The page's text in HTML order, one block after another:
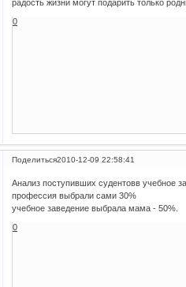
радость жизни могут подарить только
0
Поделиться2010-12-09 22:58:41
Анализ поступивших судентовв учебное
профессия выбрали сами 30%
учебное заведение выбрала мама - 50%.
0